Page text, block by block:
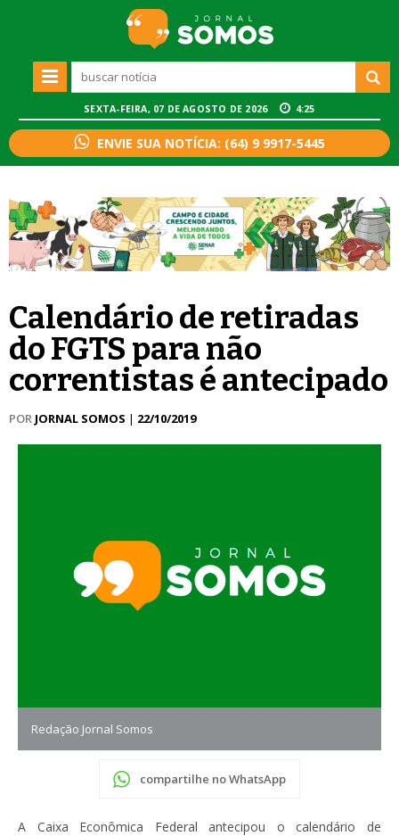
SEXTA-FEIRA, 07 DE AGOSTO DE 2026 4:25
ENVIE SUA NOTÍCIA: (64) 9 9917-5445
Calendário de retiradas
do FGTS para não
correntistas é antecipado
POR JORNAL SOMOS | 22/10/2019
Redação Jornal Somos
compartilhe no WhatsApp
A Caixa Econômica Federal antecipou o calendário de